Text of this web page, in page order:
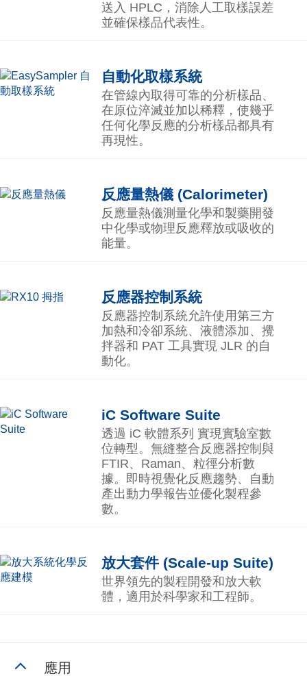
送入 HPLC，消除人工取樣誤差
並確保樣品代表性。
自動化取樣系統
在管線內取得可靠的分析樣品、
在原位淬滅並加以稀釋，使幾乎
任何化學反應的分析樣品都具有
再現性。
反應量熱儀 (Calorimeter)
反應量熱儀測量化學和製藥開發
中化學或物理反應釋放或吸收的
能量。
反應器控制系統
反應器控制系統允許使用第三方
加熱和冷卻系統、液體添加、攪
拌器和 PAT 工具實現 JLR 的自
動化。
iC Software Suite
透過 iC 軟體系列 實現實驗室數
位轉型。無縫整合反應器控制與
FTIR、Raman、粒徑分析數
據。即時視覺化反應趨勢、自動
產出動力學報告並優化製程參
數。
放大套件 (Scale-up Suite)
世界領先的製程開發和放大軟
體，適用於科學家和工程師。
應用